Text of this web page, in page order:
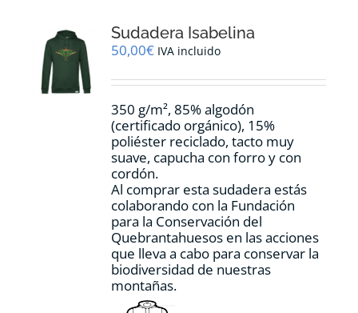
se
pueden
en
página
de
producto
Sudadera Isabelina
50,00€ IVA incluido
350 g/m², 85% algodón
(certificado orgánico), 15%
poliéster reciclado, tacto muy
suave, capucha con forro y con
cordón.
Al comprar esta sudadera estás
colaborando con la Fundación
para la Conservación del
Quebrantahuesos en las acciones
que lleva a cabo para conservar la
biodiversidad de nuestras
montañas.